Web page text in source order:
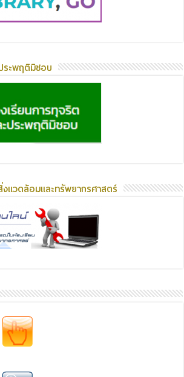
ระพฤติมิชอบ
แวดล้อมและทรัพยากรศาสตร์